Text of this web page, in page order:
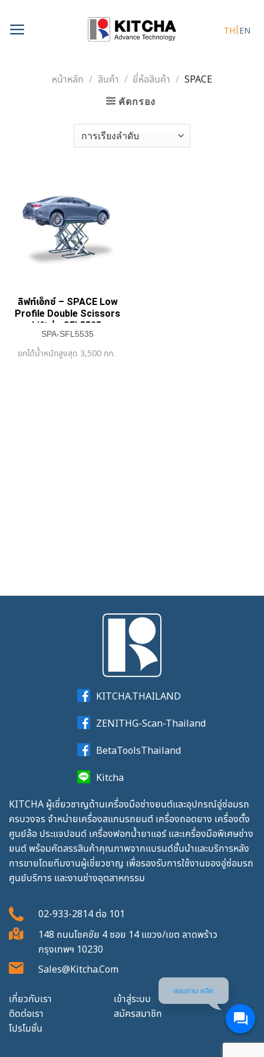
content
TH EN
หน้าหลัก / สินค้า / ยี่ห้อสินค้า / SPACE
คัดกรอง
ลิฟท์เอ็กซ์ – SPACE Low
Profile Double Scissors
Lift รุ่น SFL5535
SPA-SFL5535
ยกได้น้ำหนักสูงสุด 3,500 กก.
KITCHA.THAILAND
ZENITHG-Scan-Thailand
BetaToolsThailand
Kitcha
KITCHA ผู้เชี่ยวชาญด้านเครื่องมือช่างยนต์และอุปกรณ์อู่ซ่อมรถ
ครบวงจร จำหน่ายเครื่องสแกนรถยนต์ เครื่องถอดยาง เครื่องตั้ง
ศูนย์ล้อ ประแจปอนด์ เครื่องฟอกน้ำยาแอร์ และเครื่องมือพิเศษช่าง
ยนต์ พร้อมคัดสรรสินค้าคุณภาพจากแบรนด์ชั้นนำและบริการหลัง
การขายโดยทีมงานผู้เชี่ยวชาญ เพื่อรองรับการใช้งานของอู่ซ่อมรถ
ศูนย์บริการ และงานช่างอุตสาหกรรม
02-933-2814 ต่อ 101
148 ถนนโชคชัย 4 ซอย 14 แขวง/เขต ลาดพร้าว
กรุงเทพฯ 10230
Sales@kitcha.com
เกี่ยวกับเรา
ติดต่อเรา
โปรโมชั่น
เข้าสู่ระบบ
สมัครสมาชิก
สอบถาม คลิก